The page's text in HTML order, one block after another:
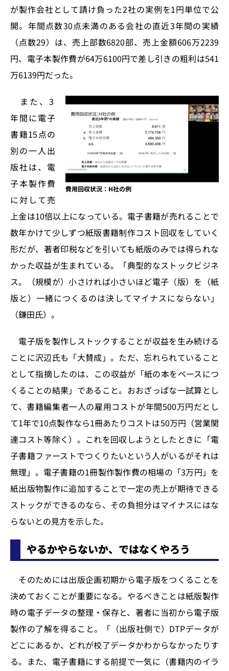
が製作会社として請け負った2社の実例を1円単位で公
開。年間点数30点未満のある会社の直近3年間の実績
（点数29）は、売上部数6820部、売上金額606万2239
円、電子本製作費が64万6100円で差し引きの粗利は541
万6139円だった。
費用回収状況：H社の例
また、3
年間に電子
書籍15点の
別の一人出
版社は、電
子本製作費
に対して売
上金は10倍以上になっている。電子書籍が売れることで
数年かけて少しずつ紙版書籍制作コスト回収をしていく
形だが、著者印税などを引いても紙版のみでは得られな
かった収益が生まれている。「典型的なストックビジネ
ス。（規模が）小さければ小さいほど電子（版）を（紙
版と）一緒につくるのは決してマイナスにならない」
（鎌田氏）。
電子版を製作しストックすることが収益を生み続ける
ことに沢辺氏も「大賛成」。ただ、忘れられていること
として指摘したのは、この収益が「紙の本をベースにつ
くることの結果」であること。おおざっぱな一試算とし
て、書籍編集者一人の雇用コストが年間500万円だとし
て1年で10点製作なら1冊あたりコストは50万円（営業関
連コスト等除く）。これを回収しようとしたときに「電
子書籍ファーストでつくりたいという人がいるがそれは
無理」。電子書籍の1冊製作製作費の相場の「3万円」を
紙出版物製作に追加することで一定の売上が期待できる
ストックができるのなら、その負担分はマイナスにはな
らないとの見方を示した。
やるかやらないか、ではなくやろう
そのためには出版企画初期から電子版をつくることを
決めておくことが重要になる。やるべきことは紙版製作
時の電子データの整理・保存と、著者に当初から電子版
製作の了解を得ること。「（出版社側で）DTPデータが
どこにあるか、どれが校了データかわからなかったりす
る。また、電子書籍にする前提で一気に（書籍内のイラ